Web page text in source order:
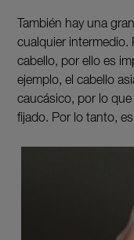
También hay una
cualquier intermedio.
cabello, por ello es
ejemplo, el cabello
caucásico, por lo
fijado. Por lo tanto,